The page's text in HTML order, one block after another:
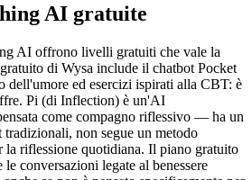
AI gratuite
AI offrono livelli gratuiti che vale la
di Wysa include il chatbot Pocket
dell'umore ed esercizi ispirati alla CBT: è
Pi (di Inflection) è un'AI
come compagno riflessivo — ha un
non segue un metodo
la riflessione quotidiana. Il piano gratuito
conversazioni legate al benessere